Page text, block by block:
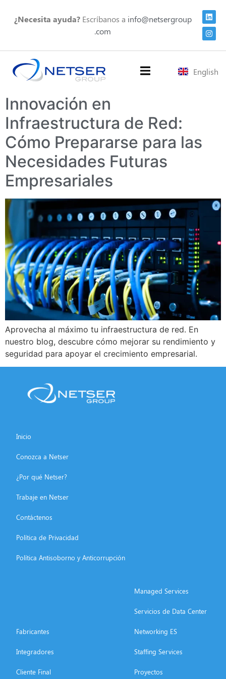
¿Necesita ayuda?Escríbanos a info@netsergroup
.com
English
Innovación en
Infraestructura de Red:
Cómo Prepararse para las
Necesidades Futuras
Empresariales
Aprovecha al máximo tu infraestructura de red. En
nuestro blog, descubre cómo mejorar su rendimiento y
seguridad para apoyar el crecimiento empresarial.
Inicio
Conozca a Netser
¿Por qué Netser?
Trabaje en Netser
Contáctenos
Política de Privacidad
Política Antisoborno y Anticorrupción
Fabricantes
Integradores
Cliente Final
Managed Services
Servicios de Data Center
Networking ES
Staffing Services
Proyectos